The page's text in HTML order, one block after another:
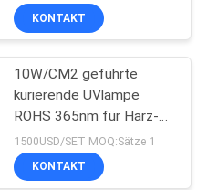
Shenzhens 1200w
KONTAKT
10W/CM2 geführte
kurierende UVlampe
ROHS 365nm für Harz-
Beschichtung
1500USD/SET MOQ:Sätze 1
KONTAKT